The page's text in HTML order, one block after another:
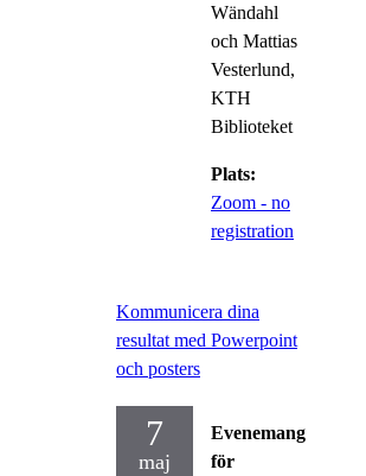
Wändahl
och Mattias
Vesterlund,
KTH
Biblioteket
Plats:
Zoom - no
registration
Kommunicera dina
resultat med Powerpoint
och posters
7
maj
Evenemang
för